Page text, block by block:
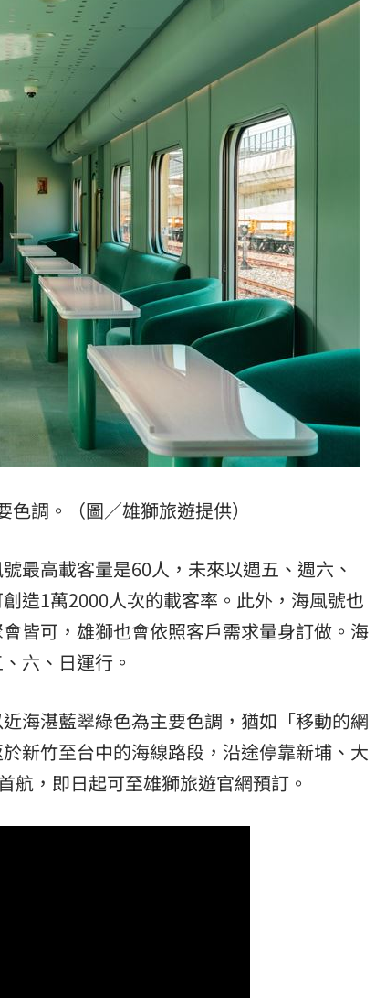
調。（圖／雄獅旅遊提供）
最高載客量是60人，未來以週五、週六、
造1萬2000人次的載客率。此外，海風號也
皆可，雄獅也會依照客戶需求量身訂做。海
六、日運行。
海湛藍翠綠色為主要色調，猶如「移動的網
新竹至台中的海線路段，沿途停靠新埔、大
航，即日起可至雄獅旅遊官網預訂。